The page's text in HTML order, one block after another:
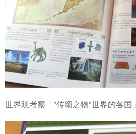
世界观考察「"传颂之物"世界的各国」